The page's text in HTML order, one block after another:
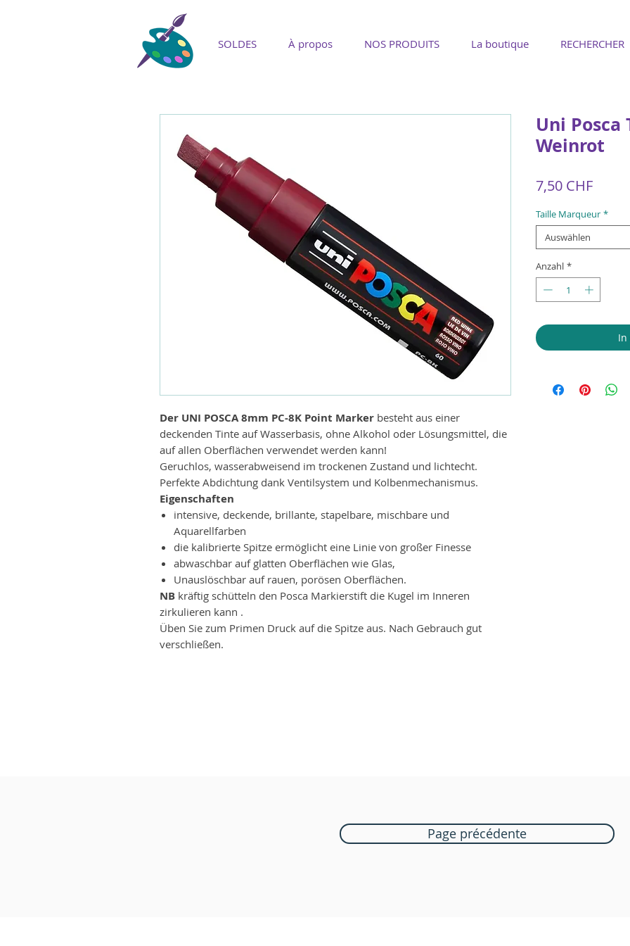
SOLDES À propos NOS PRODUITS La boutique RECHERCHER
Der UNI POSCA 8mm PC-8K Point Marker besteht aus einer
deckenden Tinte auf Wasserbasis, ohne Alkohol oder Lösungsmittel, die
auf allen Oberflächen verwendet werden kann!
Geruchlos, wasserabweisend im trockenen Zustand und lichtecht.
Perfekte Abdichtung dank Ventilsystem und Kolbenmechanismus.
Eigenschaften
intensive, deckende, brillante, stapelbare, mischbare und
Aquarellfarben
die kalibrierte Spitze ermöglicht eine Linie von großer Finesse
abwaschbar auf glatten Oberflächen wie Glas,
Unauslöschbar auf rauen, porösen Oberflächen.
NB kräftig schütteln den Posca Markierstift die Kugel im Inneren
zirkulieren kann .
Üben Sie zum Primen Druck auf die Spitze aus. Nach Gebrauch gut
verschließen.
Uni Posca
Weinrot
7,50 CHFPreis
Taille Marqueur *
Auswählen
Anzahl *
In
Page précédente